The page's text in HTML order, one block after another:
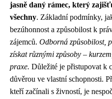
jasně daný rámec, který
všechny. Základní podmínky,
bezúhonnost a způsobilost k
zájemců. Odborná způsobilost,
získat různými způsoby –
praxe. Důležité je přistupovat k
důvěrou ve vlastní schopnosti.
kteří začínali s živností, je